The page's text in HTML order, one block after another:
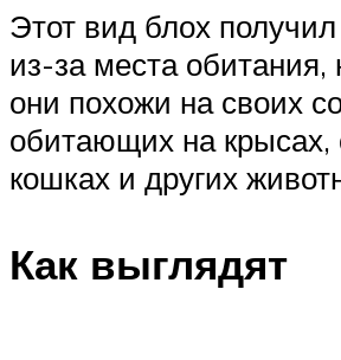
Этот вид блох
из-за места
они похожи на своих
обитающих на крысах,
кошках и других
Как выглядят